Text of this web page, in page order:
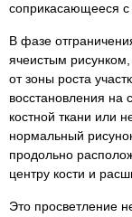
соприкасающееся с
В фазе
ячеистым
от зоны роста
восстановления на
костной ткани или
нормальный
продольно
центру кости и
Это просветление